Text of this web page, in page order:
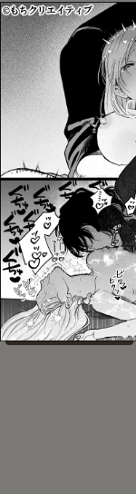
NECOKARE
お気に入り
かわいいままでいてくれ
なくちゃ
お気に入り